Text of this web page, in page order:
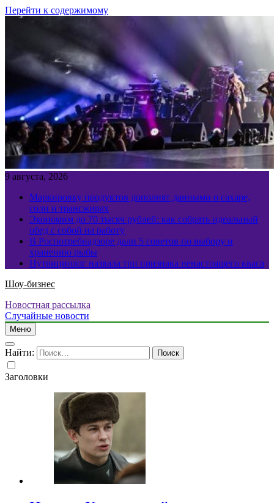
Перейти к содержимому
9 августа, 2026
Маркировку продуктов дополнят данными о сахаре,
соли и трансжирах
Экономим до 70 тысяч рублей: как собрать идеальный
обед с собой на работу
В Роспотребнадзоре дали 5 советов по выбору и
хранению рыбы
Нутрициолог назвала три признака ненастоящего кваса
Шоу-бизнес
Новостная рассылка
Случайные новости
Меню
Найти:
Заголовки